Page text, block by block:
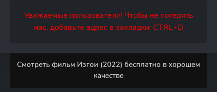
Уважаемые пользователи! Чтобы не потерять
нас, добавьте адрес в закладки: CTRL+D
Смотреть фильм Изгои (2022) бесплатно в хорошем
качестве